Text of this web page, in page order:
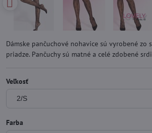
Dámske pančuchové nohavice sú vyrobené zo
priadze. Pančuchy sú matné a celé zdobené
Veľkosť
Farba